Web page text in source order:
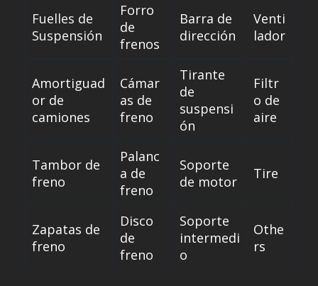
Fuelles de
Suspensión
Forro
de
frenos
Barra de
dirección
Venti
lador
Amortiguad
or de
camiones
Cámar
as de
freno
Tirante
de
suspensi
ón
Filtr
o de
aire
Tambor de
freno
Palanc
a de
freno
Soporte
de motor
Tire
Zapatas de
freno
Disco
de
freno
Soporte
intermedi
o
Othe
rs